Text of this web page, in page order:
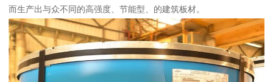
而生产出与众不同的高强度、节能型、的建筑板材。